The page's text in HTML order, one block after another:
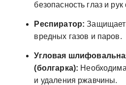
безопасность глаз и
Респиратор: Защищает
вредных газов и паров.
Угловая
(болгарка):
и удаления ржавчины.